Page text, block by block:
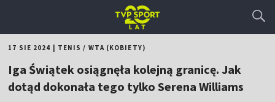
17 SIE 2024 TENIS / WTA (KOBIETY)
Iga Świątek osiągnęła kolejną granicę. Jak
dotąd dokonała tego tylko Serena Williams